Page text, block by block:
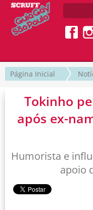
Página Inicial
Tokinho
após ex-
Humorista e
apoio